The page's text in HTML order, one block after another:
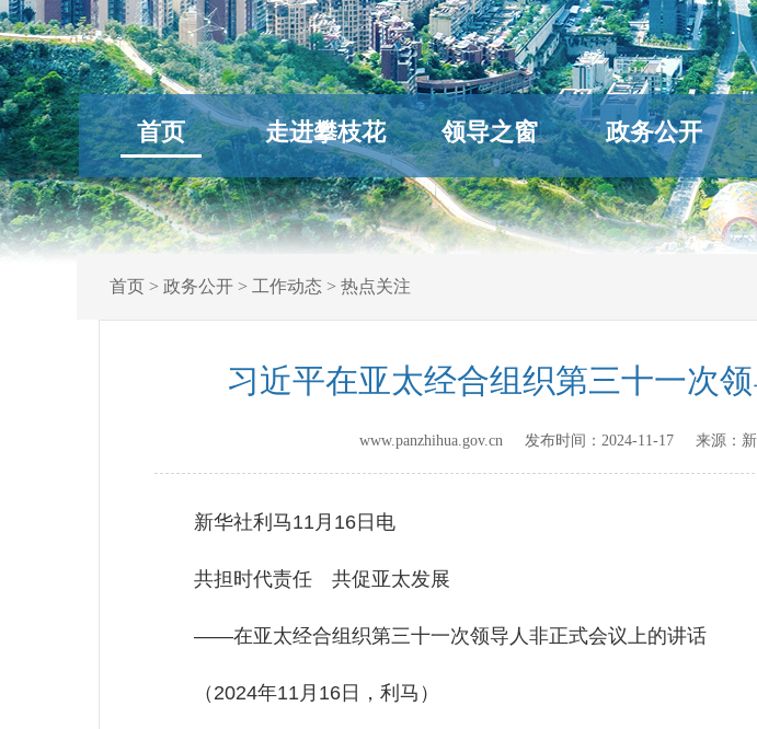
首页 走进攀枝花 领导之窗 政务公开
首页> 政务公开> 工作动态 > 热点关注
习近平在亚太经合组织第三十一次
www.panzhihua.gov.cn 发布时间： 2024-11-17来源：
新华社利马11月16日电
共担时代责任 共促亚太发展
——在亚太经合组织第三十一次领导人非正式会议上的讲话
（2024年11月16日，利马）